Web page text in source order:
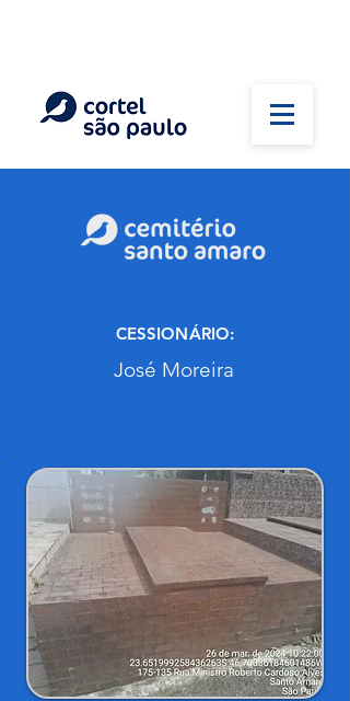
CESSIONÁRIO:
José Moreira